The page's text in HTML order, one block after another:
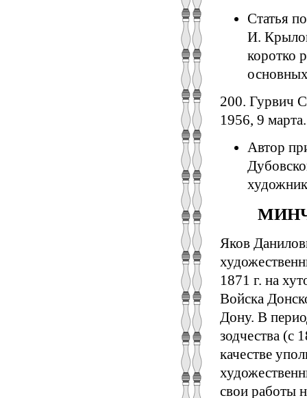
Статья
И.
коротко
200. Гурвич
1956, 9 марта.
Автор
Яков
1871 г. на
Войска
Дону. В
зодчества (с
качестве
свои работы